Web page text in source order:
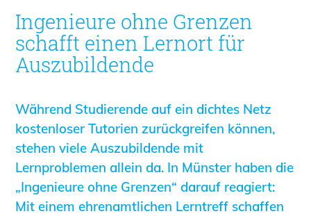
Informationen für Fortbildungsträger
Anträge, Anzeigen, Formulare
Fortbildung/Seminare
und Ingenieure
Recht
Planungswettbewerbe
Publikationen
Stellenbörse
Staatlich anerkannte Sachverständige
Ingenieure ohne Grenzen
schafft einen Lernort für
Auszubildende
Während Studierende auf ein dichtes Netz
kostenloser Tutorien zurückgreifen können,
stehen viele Auszubildende mit
Lernproblemen allein da. In Münster haben die
„Ingenieure ohne Grenzen“ darauf reagiert:
Mit einem ehrenamtlichen Lerntreff schaffen